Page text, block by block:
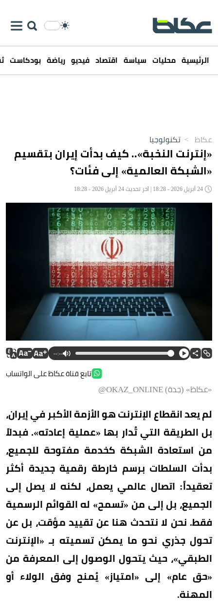
الرئيسية محليات سياسة اقتصاد فيديو رياضة بودكاست
عكاظ > تكنولوجيا
«إنترنت النخبة».. كيف بدأت إيران بتقسيم
«الشبكة العالمية» إلى فئات؟
--:--
تابع قناة عكاظ على الواتساب
«عكاظ» (جدة) OKAZ_ONLINE@
لم يعد انقطاع الإنترنت هو الأزمة الأكبر في إيران،
بل الطريقة التي تُدار بها «عملية إعادته». فبدلاً
من استعادة الشبكة كخدمة مفتوحة للجميع،
بدأت السلطات برسم خارطة رقمية جديدة أكثر
تعقيداً: اتصال عالمي يعمل، لكنه لا يصل إلى
الجميع، بل إلى من «تسمح» له القوائم الرسمية
فقط. نحن لا نتحدث هنا عن تقييد مؤقت، بل عن
تحول جذري نحو ما يمكن تسميته بـ «الإنترنت
الطبقي»، حيث يتحول الوصول إلى المعرفة من
«حق عام» إلى «امتياز» يُمنح وفق الولاء أو
المهنة.